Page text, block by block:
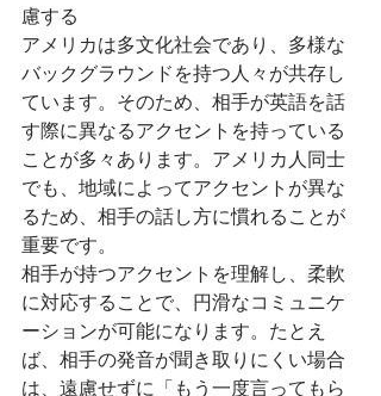
慮する
アメリカは多文化社会であり、多様な
バックグラウンドを持つ人々が共存し
ています。そのため、相手が英語を話
す際に異なるアクセントを持っている
ことが多々あります。アメリカ人同士
でも、地域によってアクセントが異な
るため、相手の話し方に慣れることが
重要です。
相手が持つアクセントを理解し、柔軟
に対応することで、円滑なコミュニケ
ーションが可能になります。たとえ
ば、相手の発音が聞き取りにくい場合
は、遠慮せずに「もう一度言ってもら